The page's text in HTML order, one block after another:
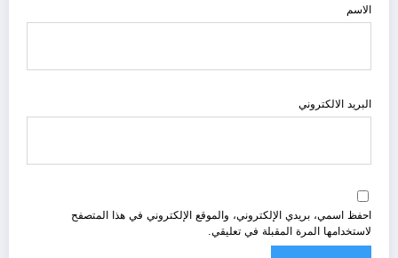
الاسم
البريد الالكتروني
احفظ اسمي، بريدي الإلكتروني، والموقع الإلكتروني في هذا المتصفح
لاستخدامها المرة المقبلة في تعليقي.